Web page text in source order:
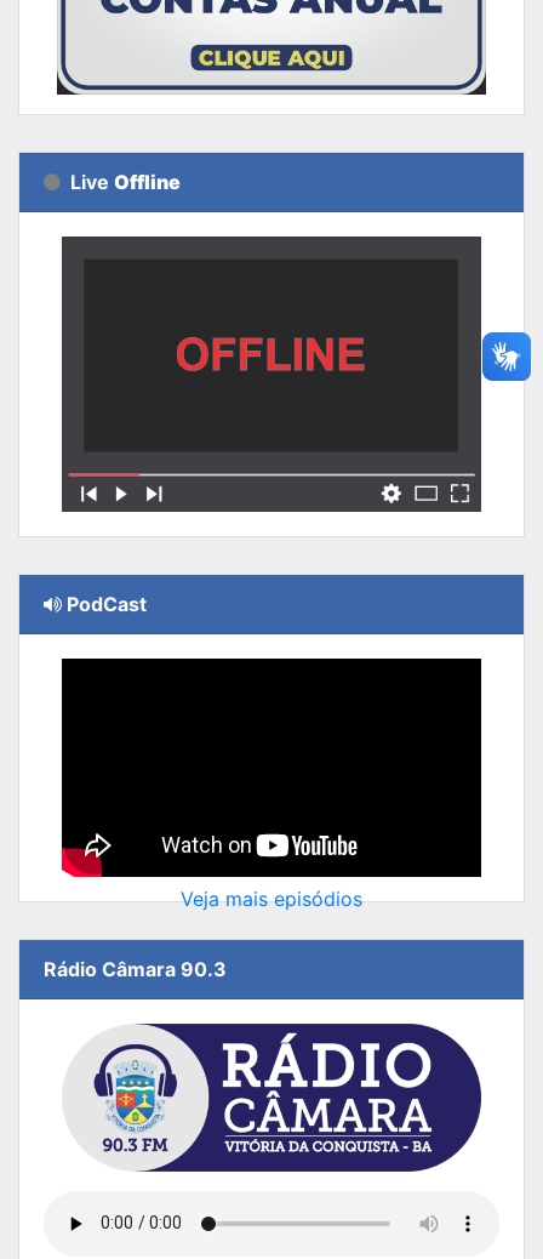
Live Offline
PodCast
Veja mais episódios
Rádio Câmara 90.3